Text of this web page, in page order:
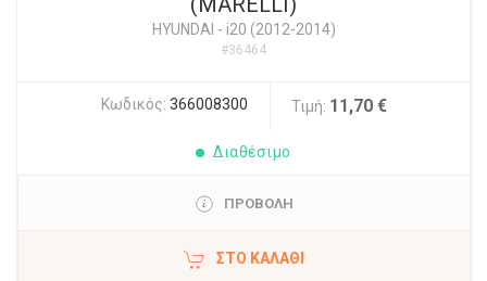
HYUNDAI - i20 (2012-2014)
#36464
Κωδικός: 366008300 Τιμή: 11,70 €
Διαθέσιμο
ΠΡΟΒΟΛΗ
ΣΤΟ ΚΑΛΆΘΙ